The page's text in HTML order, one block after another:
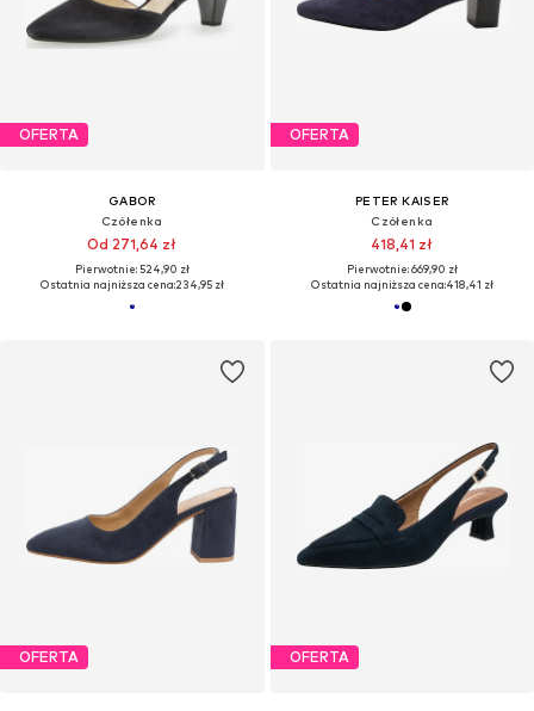
OFERTA
GABOR
Czółenka
Od 271,64 zł
Pierwotnie: 524,90 zł
Ostatnia najniższa cena:234,95 zł
OFERTA
PETER KAISER
Czółenka
418,41 zł
Pierwotnie: 669,90 zł
Ostatnia najniższa cena:418,41 zł
OFERTA OFERTA